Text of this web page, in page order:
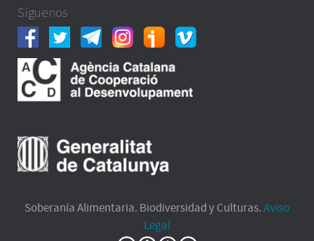
Síguenos
Soberanía Alimentaria. Biodiversidad y Culturas.Aviso
Legal